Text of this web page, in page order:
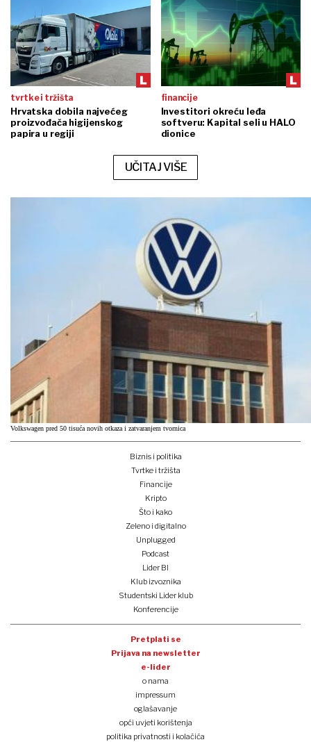
tvrtke i tržišta
Hrvatska dobila najvećeg
proizvođača higijenskog
papira u regiji
financije
Investitori okreću leđa
softveru: Kapital seli u HALO
dionice
UČITAJ VIŠE
Volkswagen pred 50 tisuća novih otkaza i zatvaranjem tvornica
Biznis i politika
Tvrtke i tržišta
Financije
Kripto
Što i kako
Zeleno i digitalno
Unplugged
Podcast
Lider BI
Klub izvoznika
Studentski Lider klub
Konferencije
Pretplati se
Prijava na newsletter
e-lider
o nama
impressum
oglašavanje
opći uvjeti korištenja
politika privatnosti i kolačića